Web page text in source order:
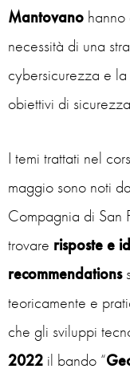
Mantovano hanno
necessità di una
cybersicurezza e
obiettivi di
I temi trattati nel
maggio sono noti
Compagnia di San
trovare risposte e
recommendations
teoricamente e
che gli sviluppi
2022 il bando “